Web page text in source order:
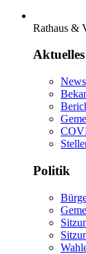
Rathaus &
Politik